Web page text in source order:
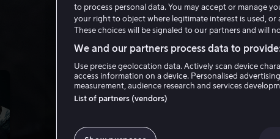
to process personal data. You may accept or manage
your right to object where legitimate interest is used, or
These choices will be signaled to our partners and will
We and our partners process data to
Use precise geolocation data. Actively scan device
access information on a device. Personalised
measurement, audience research and services
List of partners (vendors)